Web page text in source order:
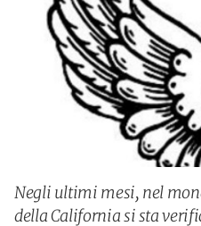
Negli ultimi mesi, nel
della California si sta